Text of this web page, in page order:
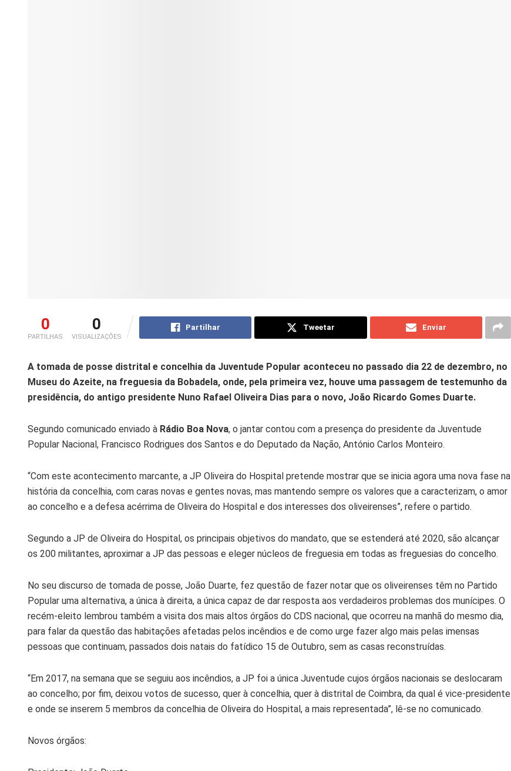
0
PARTILHAS
0
VISUALIZAÇÕES
Partilhar Tweetar Enviar
A tomada de posse distrital e concelhia da Juventude Popular aconteceu no passado dia 22 de dezembro, no
Museu do Azeite, na freguesia da Bobadela, onde, pela primeira vez, houve uma passagem de testemunho da
presidência, do antigo presidente Nuno Rafael Oliveira Dias para o novo, João Ricardo Gomes Duarte.
Segundo comunicado enviado à Rádio Boa Nova, o jantar contou com a presença do presidente da Juventude
Popular Nacional, Francisco Rodrigues dos Santos e do Deputado da Nação, António Carlos Monteiro.
“Com este acontecimento marcante, a JP Oliveira do Hospital pretende mostrar que se inicia agora uma nova fase na
história da concelhia, com caras novas e gentes novas, mas mantendo sempre os valores que a caracterizam, o amor
ao concelho e a defesa acérrima de Oliveira do Hospital e dos interesses dos oliveirenses”, refere o partido.
Segundo a JP de Oliveira do Hospital, os principais objetivos do mandato, que se estenderá até 2020, são alcançar
os 200 militantes, aproximar a JP das pessoas e eleger núcleos de freguesia em todas as freguesias do concelho.
No seu discurso de tomada de posse, João Duarte, fez questão de fazer notar que os oliveirenses têm no Partido
Popular uma alternativa, a única à direita, a única capaz de dar resposta aos verdadeiros problemas dos munícipes. O
recém-eleito lembrou também a visita dos mais altos órgãos do CDS nacional, que ocorreu na manhã do mesmo dia,
para falar da questão das habitações afetadas pelos incêndios e de como urge fazer algo mais pelas imensas
pessoas que continuam, passados dois natais do fatídico 15 de Outubro, sem as casas reconstruídas.
“Em 2017, na semana que se seguiu aos incêndios, a JP foi a única Juventude cujos órgãos nacionais se deslocaram
ao concelho; por fim, deixou votos de sucesso, quer à concelhia, quer à distrital de Coimbra, da qual é vice-presidente
e onde se inserem 5 membros da concelhia de Oliveira do Hospital, a mais representada”, lê-se no comunicado.
Novos órgãos: